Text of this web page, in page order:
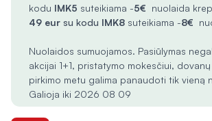
kodu IMK5 suteikiama -5€ nuolaida
49 eur su kodu IMK8 suteikiama -8€
Nuolaidos sumuojamos. Pasiūlymas
akcijai 1+1, pristatymo mokesčiui,
pirkimo metu galima panaudoti tik vieną
Galioja iki 2026 08 09